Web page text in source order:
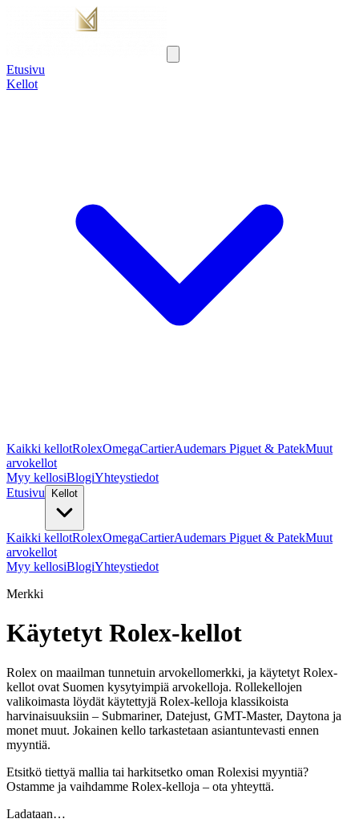
Etusivu
Kellot
Kaikki kellotRolexOmegaCartierAudemars Piguet & PatekMuut
arvokellot
Myy kellosiBlogiYhteystiedot
Etusivu
Kellot
Kaikki kellotRolexOmegaCartierAudemars Piguet & PatekMuut
arvokellot
Myy kellosiBlogiYhteystiedot
Merkki
Käytetyt Rolex-kellot
Rolex on maailman tunnetuin arvokellomerkki, ja käytetyt Rolex-
kellot ovat Suomen kysytyimpiä arvokelloja. Rollekellojen
valikoimasta löydät käytettyjä Rolex-kelloja klassikoista
harvinaisuuksiin – Submariner, Datejust, GMT-Master, Daytona ja
monet muut. Jokainen kello tarkastetaan asiantuntevasti ennen
myyntiä.
Etsitkö tiettyä mallia tai harkitsetko oman Rolexisi myyntiä?
Ostamme ja vaihdamme Rolex-kelloja – ota yhteyttä.
Ladataan…